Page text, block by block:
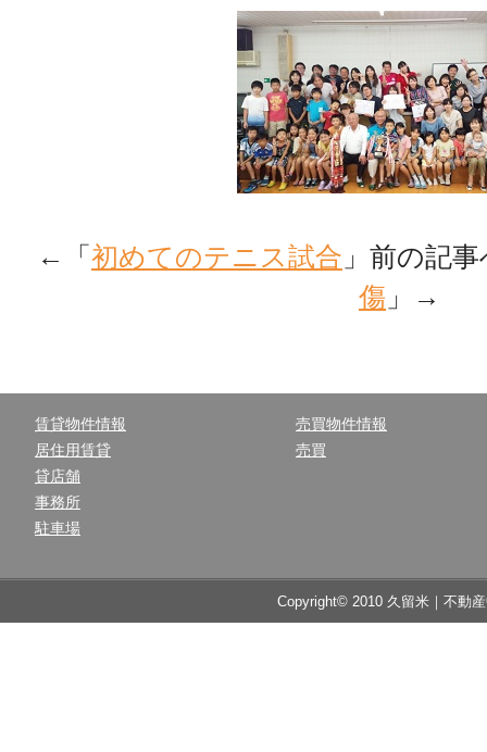
←「 初めてのテニス試合 」前の記
傷 」→
賃貸物件情報
居住用賃貸
貸店舗
事務所
駐車場
売買物件情報
売買
Copyright© 2010 久留米｜不動